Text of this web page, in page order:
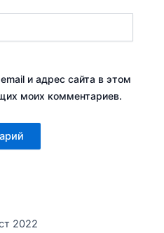
и адрес сайта в этом
моих комментариев.
2022